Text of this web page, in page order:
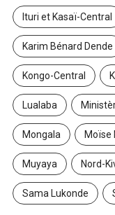
Ituri et Kasaï-Central
Karim Bénard Dende
Kongo-Central
Lualaba
Mongala Moïse
Muyaya Nord-
Sama Lukonde